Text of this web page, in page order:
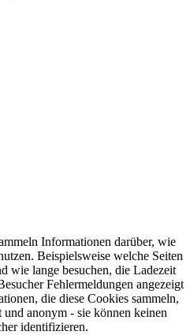
Informationen darüber, wie
Beispielsweise welche Seiten
wie lange besuchen, die Ladezeit
Fehlermeldungen angezeigt
die diese Cookies sammeln,
und anonym - sie können keinen
identifizieren.